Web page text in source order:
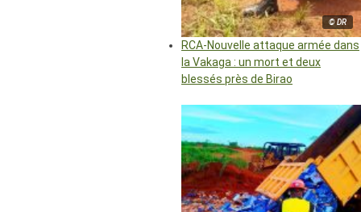
© DR
RCA-Nouvelle attaque armée dans
la Vakaga : un mort et deux
blessés près de Birao